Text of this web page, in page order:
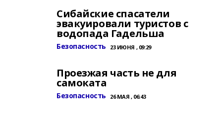
Сибайские спасатели
эвакуировали туристов с
водопада Гадельша
Безопасность 23 ИЮНЯ , 09:29
Проезжая часть не для
самоката
Безопасность 26 МАЯ , 06:43